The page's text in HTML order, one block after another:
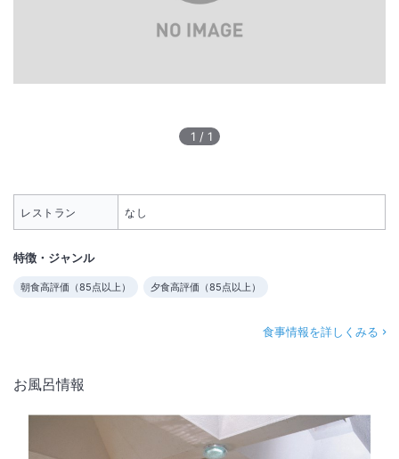
1 / 1
レストラン なし
特徴・ジャンル
朝食高評価（85点以上） 夕食高評価（85点以上）
食事情報を詳しくみる
お風呂情報